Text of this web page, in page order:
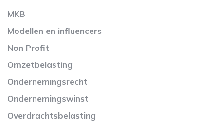
MKB
Modellen en influencers
Non Profit
Omzetbelasting
Ondernemingsrecht
Ondernemingswinst
Overdrachtsbelasting